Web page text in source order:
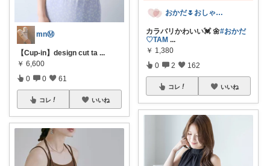
mnⓂ︎
【Cup-in】design cut ta ...
￥ 6,600
0 0 61
コレ いいね
おかだ🌷おしゃれを楽しむ￤ゆっくり更新
カラバリかわいい💓‪ 🌼#おかだ‪
♡TAM ...
￥ 1,380
0 2 162
コレ いいね